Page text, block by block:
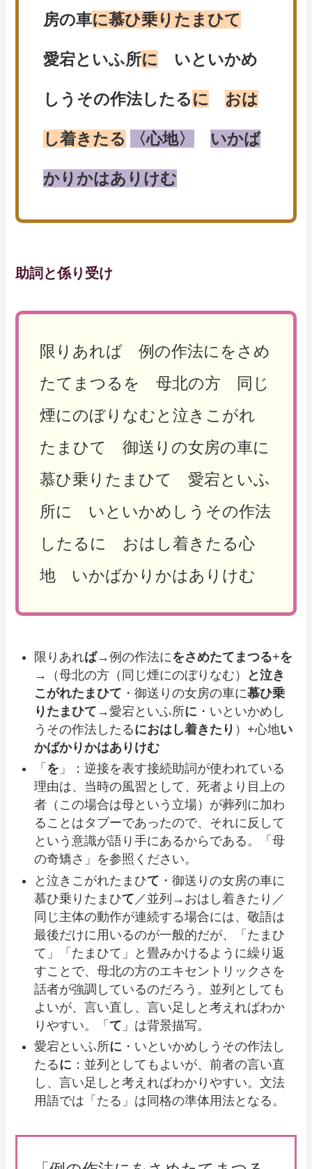
房の車に慕ひ乗りたまひて
愛宕といふ所に いといかめ
しうその作法したるに おは
し着きたる 〈心地〉 いかば
かりかはありけむ
助詞と係り受け
限りあれば 例の作法にをさめ
たてまつるを 母北の方 同じ
煙にのぼりなむと泣きこがれ
たまひて 御送りの女房の車に
慕ひ乗りたまひて 愛宕といふ
所に いといかめしうその作法
したるに おはし着きたる心
地 いかばかりかはありけむ
限りあれば→例の作法に をさめたてまつる+を
→（母北の方（同じ煙にのぼりなむ）
と泣き
こがれたまひて ・御送りの女房の車に慕ひ乗
りたまひて →愛宕といふ所に ・いといかめし
うその作法したるにおはし着きたり ）+心地い
かばかりかはありけむ
「 を 」：逆接を表す接続助詞が使われている
理由は、当時の風習として、死者より目上の
者（この場合は母という立場）が葬列に加わ
ることはタブーであったので、それに反して
という意識が語り手にあるからである。「母
の奇矯さ」を参照ください。
と泣きこがれたまひて ・御送りの女房の車に
慕ひ乗りたまひて ／並列→おはし着きたり／
同じ主体の動作が連続する場合には、敬語は
最後だけに用いるのが一般的だが、「たまひ
て」「たまひて」と畳みかけるように繰り返
すことで、母北の方のエキセントリックさを
話者が強調しているのだろう。並列としても
よいが、言い直し、言い足しと考えればわか
りやすい。「て 」は背景描写。
愛宕といふ所に ・いといかめしうその作法し
たるに ：並列としてもよいが、前者の言い直
し、言い足しと考えればわかりやすい。文法
用語では「たる」は同格の準体用法となる。